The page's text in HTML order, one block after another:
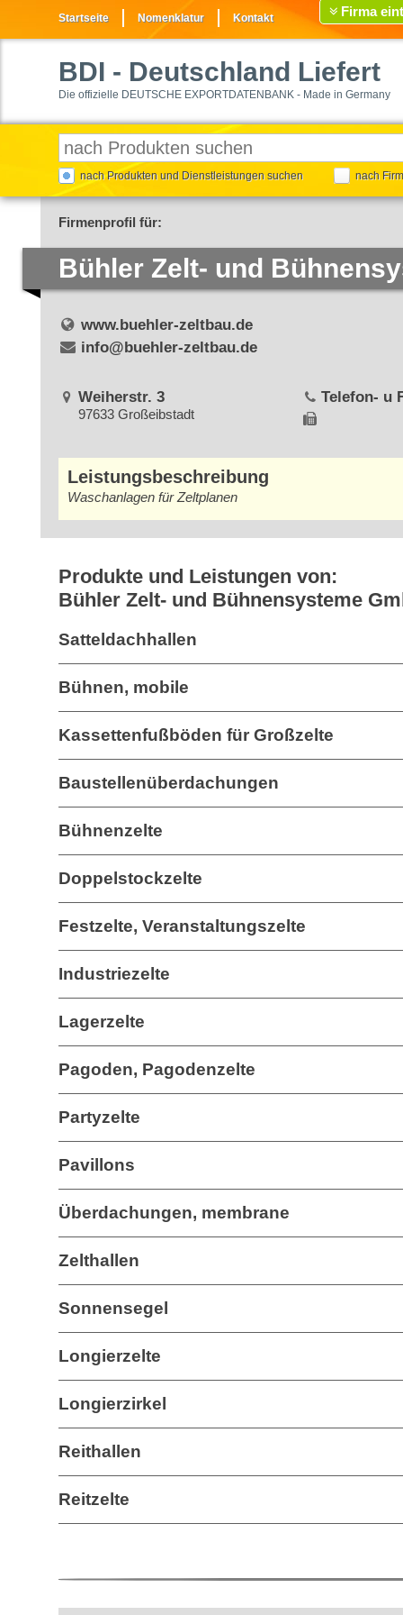
Startseite Nomenklatur Kontakt Firma
BDI - Deutschland Liefert
Die offizielle DEUTSCHE EXPORTDATENBANK - Made in Germany
nach Produkten und Dienstleistungen suchen nach
Firmenprofil für:
Bühler Zelt- und
www.buehler-zeltbau.de
info@buehler-zeltbau.de
Weiherstr. 3
97633 Großeibstadt
Telefon- u
Leistungsbeschreibung
Waschanlagen für Zeltplanen
Produkte und Leistungen von:
Bühler Zelt- und Bühnensysteme
Satteldachhallen
Bühnen, mobile
Kassettenfußböden für Großzelte
Baustellenüberdachungen
Bühnenzelte
Doppelstockzelte
Festzelte, Veranstaltungszelte
Industriezelte
Lagerzelte
Pagoden, Pagodenzelte
Partyzelte
Pavillons
Überdachungen, membrane
Zelthallen
Sonnensegel
Longierzelte
Longierzirkel
Reithallen
Reitzelte